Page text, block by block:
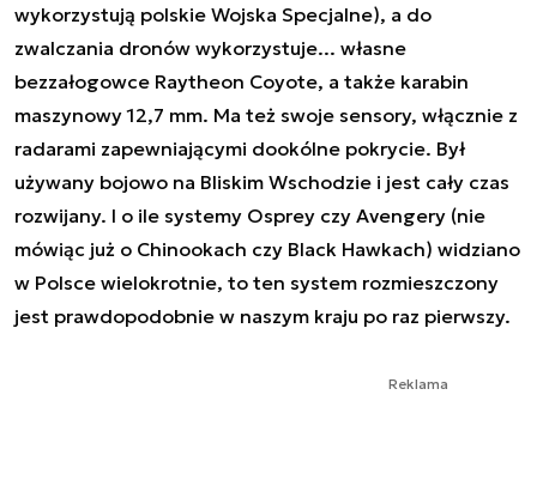
wykorzystują polskie Wojska Specjalne), a do
zwalczania dronów wykorzystuje... własne
bezzałogowce Raytheon Coyote, a także karabin
maszynowy 12,7 mm. Ma też swoje sensory, włącznie z
radarami zapewniającymi dookólne pokrycie. Był
używany bojowo na Bliskim Wschodzie i jest cały czas
rozwijany. I o ile systemy Osprey czy Avengery (nie
mówiąc już o Chinookach czy Black Hawkach) widziano
w Polsce wielokrotnie, to ten system rozmieszczony
jest prawdopodobnie w naszym kraju po raz pierwszy.
Reklama